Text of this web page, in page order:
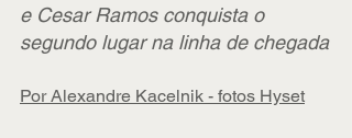
e Cesar Ramos conquista o
segundo lugar na linha de chegada
Por Alexandre Kacelnik - fotos Hyset